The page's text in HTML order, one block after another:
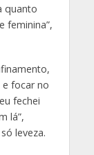
quanto
feminina”,
focar no
fechei
lá”,
leveza.